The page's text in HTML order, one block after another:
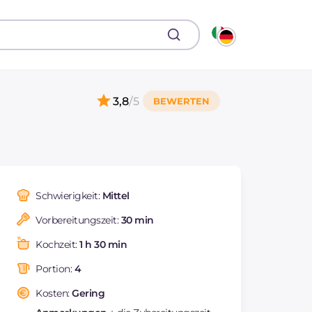
3,8/5
Schwierigkeit: Mittel
Vorbereitungszeit:30 min
Kochzeit:1 h 30 min
Portion:4
Kosten:Gering